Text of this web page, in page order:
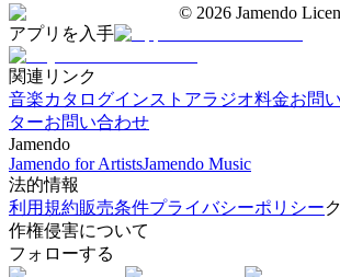
© 2026 Jamendo
アプリを入手
関連リンク
音楽カタログインストアラジオ料金お問
ターお問い合わせ
Jamendo
Jamendo for ArtistsJamendo Music
法的情報
利用規約販売条件プライバシーポリシー
作権侵害について
フォローする